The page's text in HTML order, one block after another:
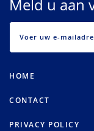
Meld u aan
HOME
CONTACT
PRIVACY POLICY